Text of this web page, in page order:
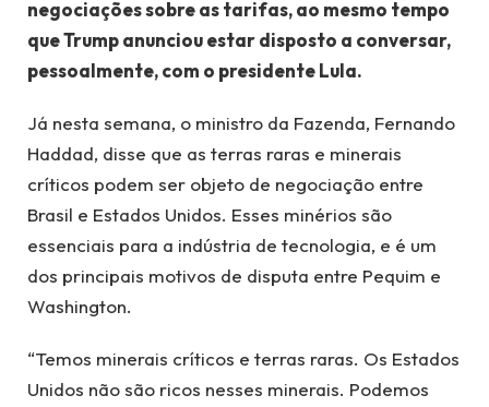
negociações sobre as tarifas, ao mesmo tempo
que Trump anunciou estar disposto a conversar,
pessoalmente, com o presidente Lula.
Já nesta semana, o ministro da Fazenda, Fernando
Haddad, disse que as terras raras e minerais
críticos podem ser objeto de negociação entre
Brasil e Estados Unidos. Esses minérios são
essenciais para a indústria de tecnologia, e é um
dos principais motivos de disputa entre Pequim e
Washington.
“Temos minerais críticos e terras raras. Os Estados
Unidos não são ricos nesses minerais. Podemos